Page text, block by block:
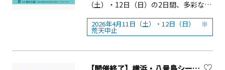
予めご確認ください。■時間：10：00
～17：00■入館方法：チケット販売サ
ービス「イープラス」か、ファミリー
※詳細は下段の博物館公式HPよりご確
ライミング（要事前申込,当日受付若干
止となる場合があります。お出かけの
際は、ホームページまたは、お問い合
わせ等でご確認ください。（雨天：一
部中止の催しあり）
(土）～7月20日（月祝）■会場： 横浜
人形の家2階多目的室■時間： 9：30～
17：00 ※最終受付16：30■観覧料：
（土）・12日（日）の2日間、多彩なア
ウトドアの楽しみ方に出会えるイベン
ト「GOOD OPEN AIRS 2026」を開催し
約3.5万人が来場。2026年も約90ブラン
ドの出展を予定し、アウトドアに親し
2026年4月11日（土）・12日（日） ※
荒天中止